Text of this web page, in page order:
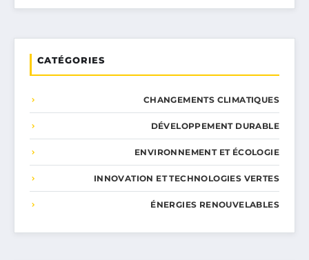
CATÉGORIES
CHANGEMENTS CLIMATIQUES
DÉVELOPPEMENT DURABLE
ENVIRONNEMENT ET ÉCOLOGIE
INNOVATION ET TECHNOLOGIES VERTES
ÉNERGIES RENOUVELABLES